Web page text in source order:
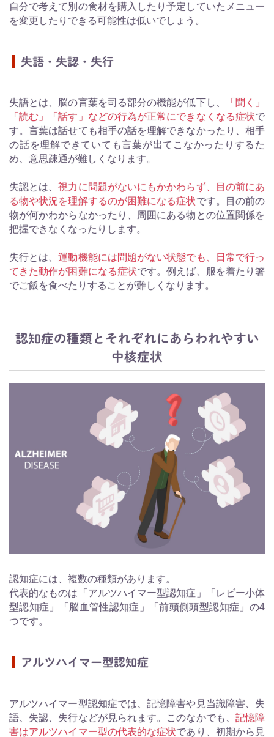
自分で考えて別の食材を購入したり予定していたメニュー
を変更したりできる可能性は低いでしょう。
失語・失認・失行
失語とは、脳の言葉を司る部分の機能が低下し、
「聞く」
「読む」「話す」などの行為が正常にできなくなる症状で
す。言葉は話せても相手の話を理解できなかったり、相手
の話を理解できていても言葉が出てこなかったりするた
め、意思疎通が難しくなります。
失認とは、視力に問題がないにもかかわらず、目の前にあ
る物や状況を理解するのが困難になる症状です。目の前の
物が何かわからなかったり、周囲にある物との位置関係を
把握できなくなったりします。
失行とは、運動機能には問題がない状態でも、日常で行っ
てきた動作が困難になる症状です。例えば、服を着たり箸
でご飯を食べたりすることが難しくなります。
認知症の種類とそれぞれにあらわれやすい
中核症状
認知症には、複数の種類があります。
代表的なものは「アルツハイマー型認知症」「レビー小体
型認知症」「脳血管性認知症」「前頭側頭型認知症」の4
つです。
アルツハイマー型認知症
アルツハイマー型認知症では、記憶障害や見当識障害、失
語、失認、失行などが見られます。このなかでも、 記憶障
害はアルツハイマー型の代表的な症状であり、初期から見